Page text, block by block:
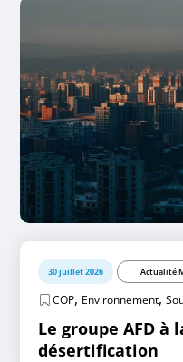
30 juillet 2026 Actualité
COP, Environnement,
Le groupe AFD à
désertification